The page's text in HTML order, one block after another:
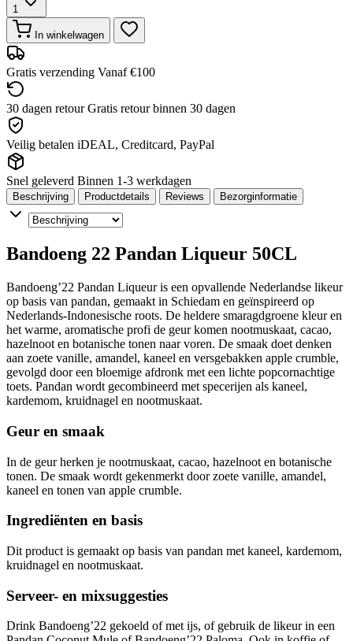
1
In winkelwagen
Gratis verzending Vanaf €100
30 dagen retour Gratis retour binnen 30 dagen
Veilig betalen iDEAL, Creditcard, PayPal
Snel geleverd Binnen 1-3 werkdagen
Beschrijving Productdetails Reviews Bezorginformatie
Bandoeng 22 Pandan Liqueur 50CL
Bandoeng’22 Pandan Liqueur is een opvallende Nederlandse likeur
op basis van pandan, gemaakt in Schiedam en geïnspireerd op
Nederlands-Indonesische roots. De heldere smaragdgroene kleur en
het warme, aromatische profi de geur komen nootmuskaat, cacao,
hazelnoot en botanische tonen naar voren. De smaak doet denken
aan zoete vanille, amandel, kaneel en versgebakken apple crumble,
gevolgd door een bloemige afdronk met een lichte popcornachtige
toets. Pandan wordt gecombineerd met specerijen als kaneel,
kardemom, kruidnagel en nootmuskaat.
Geur en smaak
In de geur herken je nootmuskaat, cacao, hazelnoot en botanische
tonen. De smaak wordt gekenmerkt door zoete vanille, amandel,
kaneel en tonen van apple crumble.
Ingrediënten en basis
Dit product is gemaakt op basis van pandan met kaneel, kardemom,
kruidnagel en nootmuskaat.
Serveer- en mixsuggesties
Drink Bandoeng’22 gekoeld of met ijs, of gebruik de likeur in een